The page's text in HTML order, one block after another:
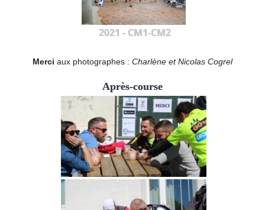
2021 - CM1-CM2
Merci aux photographes : Charlène et Nicolas Cogrel
Après-course